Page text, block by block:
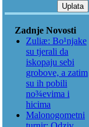
Zadnje Novosti
Zuliæ: Bo¹njake
su tjerali da
iskopaju sebi
grobove, a zatim
su ih pobili
no¾evima i
hicima
Malonogometni